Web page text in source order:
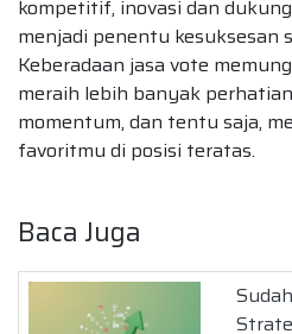
kompetitif, inovasi dan
menjadi penentu kesuksesan
Keberadaan jasa vote
meraih lebih banyak
momentum, dan tentu saja,
favoritmu di posisi teratas.
Baca Juga